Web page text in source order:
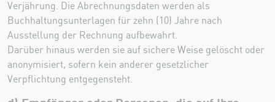
Verjährung. Die Abrechnungsdaten werden als
Buchhaltungsunterlagen für zehn (10) Jahre nach
Ausstellung der Rechnung aufbewahrt.
Darüber hinaus werden sie auf sichere Weise gelöscht oder
anonymisiert, sofern kein anderer gesetzlicher
Verpflichtung entgegensteht.